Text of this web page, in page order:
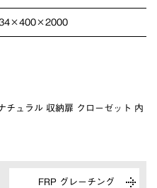
チュラル 収納扉 クローゼット 内
FRP グレーチング